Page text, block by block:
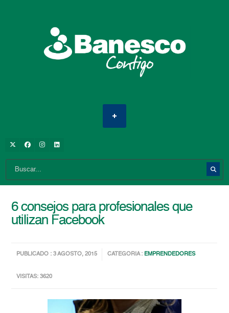
6 consejos para profesionales que
utilizan Facebook
PUBLICADO : 3 AGOSTO, 2015 CATEGORIA : EMPRENDEDORES
VISITAS: 3620